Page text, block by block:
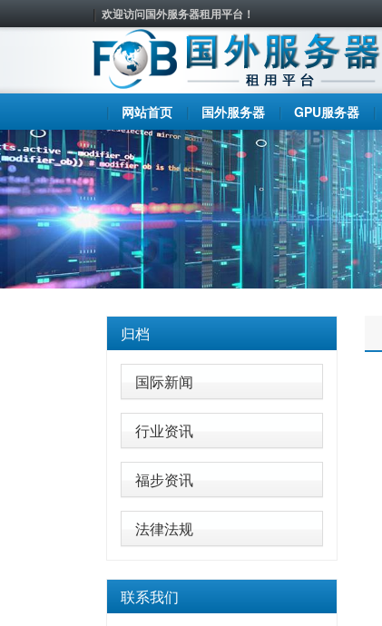
欢迎访问国外服务器租用平台！
网站首页 国外服务器 GPU服务器
归档
国际新闻
行业资讯
福步资讯
法律法规
联系我们